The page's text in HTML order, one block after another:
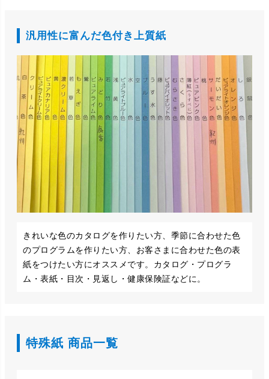
汎用性に富んだ色付き上質紙
きれいな色のカタログを作りたい方、季節に合わせた色
のプログラムを作りたい方、お客さまに合わせた色の表
紙をつけたい方にオススメです。カタログ・プログラ
ム・表紙・目次・見返し・健康保険証などに。
特殊紙 商品一覧